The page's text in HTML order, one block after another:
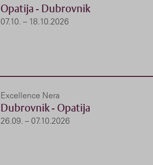
Opatija - Dubrovnik
07.10. – 18.10.2026
Excellence Nera
Dubrovnik - Opatija
26.09. – 07.10.2026